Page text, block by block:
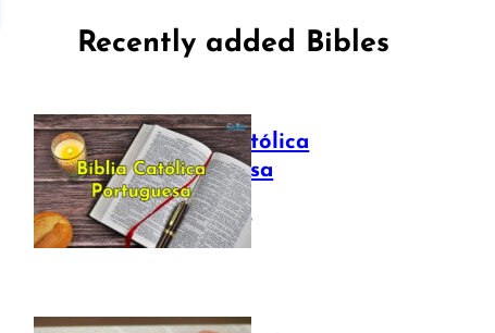
Recently added Bibles
Bíblia Católica
Portuguesa
July 16, 2025